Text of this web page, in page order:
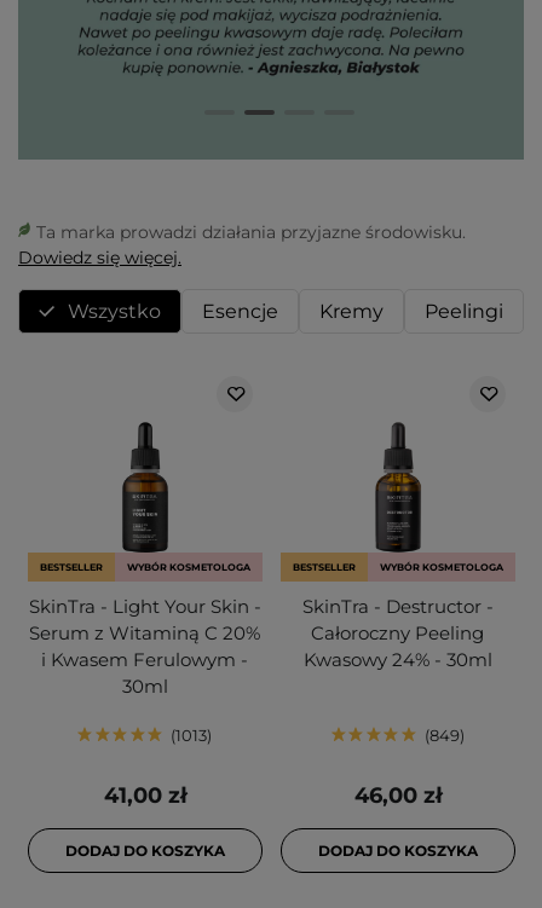
Ta marka prowadzi działania przyjazne środowisku.
Dowiedz się więcej.
Wszystko Esencje Kremy Peelingi
BESTSELLER WYBÓR KOSMETOLOGA
SkinTra - Light Your Skin -
Serum z Witaminą C 20%
i Kwasem Ferulowym -
30ml
1013
41,00 zł
DODAJ DO KOSZYKA
BESTSELLER WYBÓR KOSMETOLOGA
SkinTra - Destructor -
Całoroczny Peeling
Kwasowy 24% - 30ml
849
46,00 zł
DODAJ DO KOSZYKA